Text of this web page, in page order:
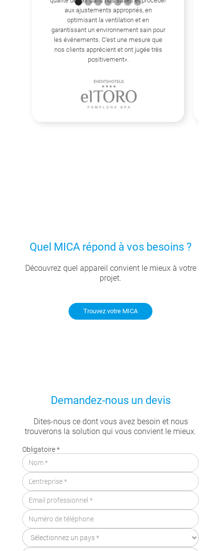
aux ajustements appropriés, en
optimisant la ventilation et en
garantissant un environnement sain pour
les événements. C'est une mesure que
nos clients apprécient et ont jugée très
positivement».
Quel MICA répond à vos besoins ?
Découvrez quel appareil convient le mieux à votre
projet.
Trouvez votre MICA
Demandez-nous un devis
Dites-nous ce dont vous avez besoin et nous
trouverons la solution qui vous convient le mieux.
Obligatoire *